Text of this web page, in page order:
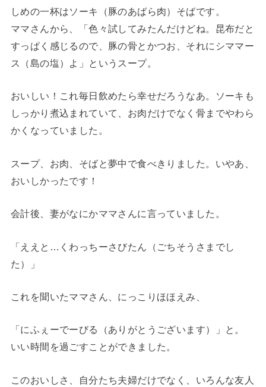
しめの一杯はソーキ（豚のあばら肉）そばです。
ママさんから、「色々試してみたんだけどね。昆布だと
すっぱく感じるので、豚の骨とかつお、それにシママー
ス（島の塩）よ」というスープ。
おいしい！これ毎日飲めたら幸せだろうなあ。ソーキも
しっかり煮込まれていて、お肉だけでなく骨までやわら
かくなっていました。
スープ、お肉、そばと夢中で食べきりました。いやあ、
おいしかったです！
会計後、妻がなにかママさんに言っていました。
「ええと…くわっちーさびたん（ごちそうさまでし
た）」
これを聞いたママさん、にっこりほほえみ、
「にふぇーでーびる（ありがとうございます）」と。
いい時間を過ごすことができました。
このおいしさ、自分たち夫婦だけでなく、いろんな友人